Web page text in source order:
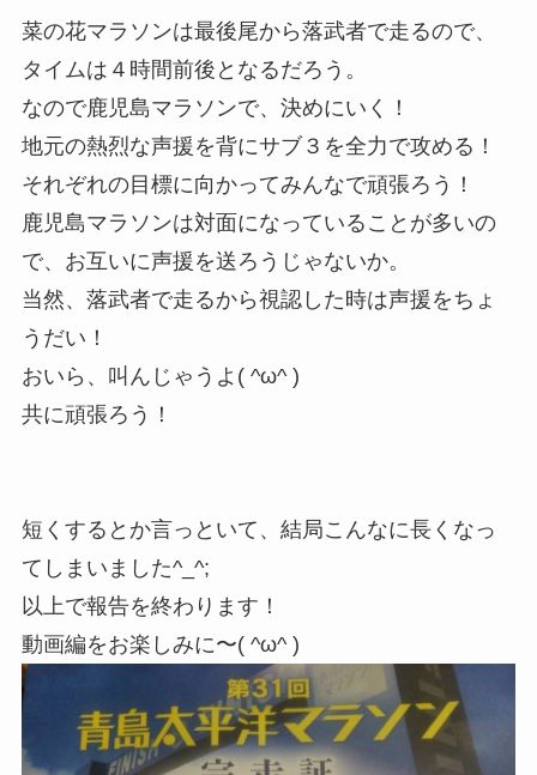
菜の花マラソンは最後尾から落武者で走るので、
タイムは４時間前後となるだろう。
なので鹿児島マラソンで、決めにいく！
地元の熱烈な声援を背にサブ３を全力で攻める！
それぞれの目標に向かってみんなで頑張ろう！
鹿児島マラソンは対面になっていることが多いの
で、お互いに声援を送ろうじゃないか。
当然、落武者で走るから視認した時は声援をちょ
うだい！
おいら、叫んじゃうよ( ^ω^ )
共に頑張ろう！
短くするとか言っといて、結局こんなに長くなっ
てしまいました^_^;
以上で報告を終わります！
動画編をお楽しみに〜( ^ω^ )